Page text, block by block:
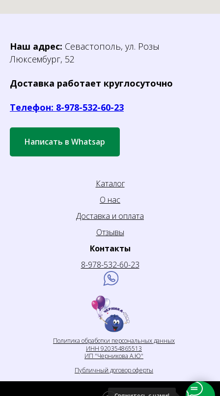
Наш адрес: Севастополь, ул. Розы
Люксембург, 52
Доставка работает круглосуточно
Телефон: 8-978-532-60-23
Написать в Whatsap
Контакты
8-978-532-60-23
Каталог
О нас
Доставка и оплата
Публичный договор оферты
Политика обработки персональных данных
ИНН 920354865513
ИП "Черникова А.Ю"
Отзывы